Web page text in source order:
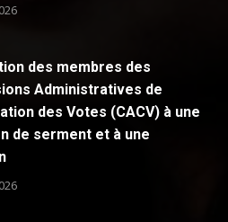
des membres des
Administratives de
des Votes (CACV) à une
de serment et à une